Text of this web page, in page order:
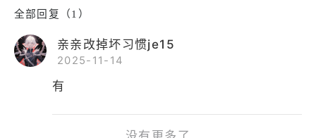
全部回复（1）
亲亲改掉坏习惯je15
2025-11-14
有